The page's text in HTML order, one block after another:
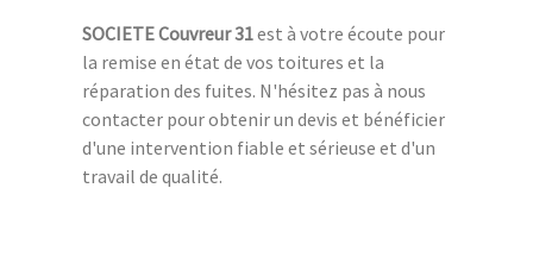
SOCIETE Couvreur 31est à votre écoute pour
la remise en état de vos toitures et la
réparation des fuites. N'hésitez pas à nous
contacter pour obtenir un devis et bénéficier
d'une intervention fiable et sérieuse et d'un
travail de qualité.